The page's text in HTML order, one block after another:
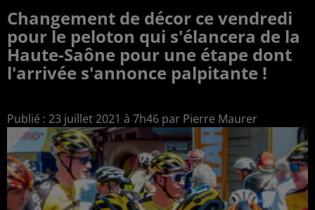
Changement de décor ce vendredi
pour le peloton qui s'élancera de la
Haute-Saône pour une étape dont
l'arrivée s'annonce palpitante !
Publié : 23 juillet 2021 à 7h46 par Pierre Maurer